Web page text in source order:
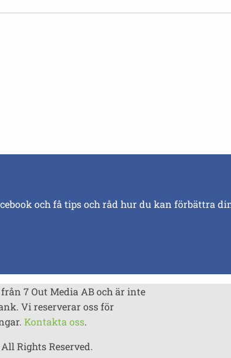
och få tips och råd hur du kan förbättra
7 Out Media AB och är inte
Vi reserverar oss för
Kontakta oss.
Rights Reserved.